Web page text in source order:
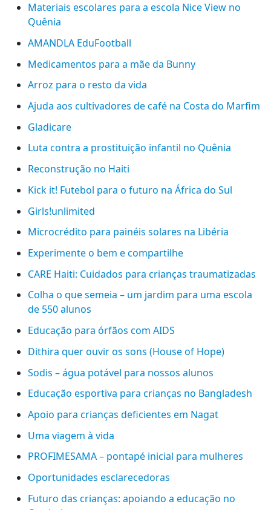
Materiais escolares para a escola Nice View no
Quênia
AMANDLA EduFootball
Medicamentos para a mãe da Bunny
Arroz para o resto da vida
Ajuda aos cultivadores de café na Costa do Marfim
Gladicare
Luta contra a prostituição infantil no Quênia
Reconstrução no Haiti
Kick it! Futebol para o futuro na África do Sul
Girls!unlimited
Microcrédito para painéis solares na Libéria
Experimente o bem e compartilhe
CARE Haiti: Cuidados para crianças traumatizadas
Colha o que semeia – um jardim para uma escola
de 550 alunos
Educação para órfãos com AIDS
Dithira quer ouvir os sons (House of Hope)
Sodis – água potável para nossos alunos
Educação esportiva para crianças no Bangladesh
Apoio para crianças deficientes em Nagat
Uma viagem à vida
PROFIMESAMA – pontapé inicial para mulheres
Oportunidades esclarecedoras
Futuro das crianças: apoiando a educação no